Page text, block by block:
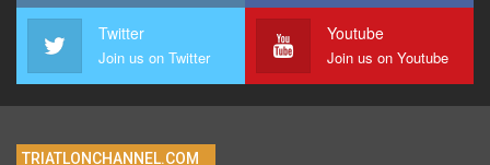
Twitter
Join us on Twitter
Youtube
Join us on Youtube
TRIATLONCHANNEL.COM